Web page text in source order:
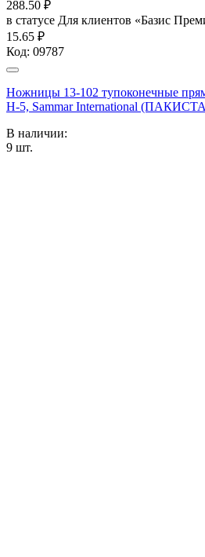
288.50 ₽
в статусе Для клиентов «Базис
15.65 ₽
Код: 09787
Ножницы 13-102 тупоконечные
Н-5, Sammar International
В наличии:
9 шт.